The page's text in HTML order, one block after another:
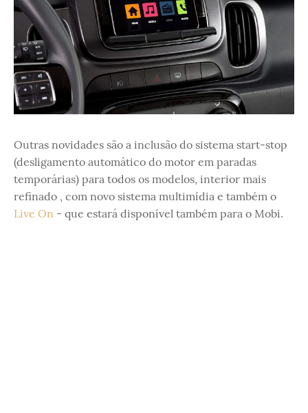
Outras novidades são a inclusão do sistema start-stop
(desligamento automático do motor em paradas
temporárias) para todos os modelos, interior mais
refinado , com novo sistema multimídia e também o
Live On - que estará disponível também para o Mobi.